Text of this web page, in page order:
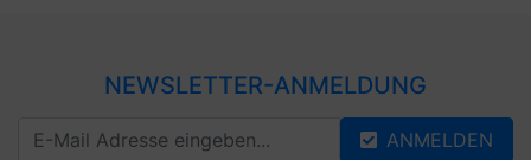
NEWSLETTER-ANMELDUNG
ANMELDEN